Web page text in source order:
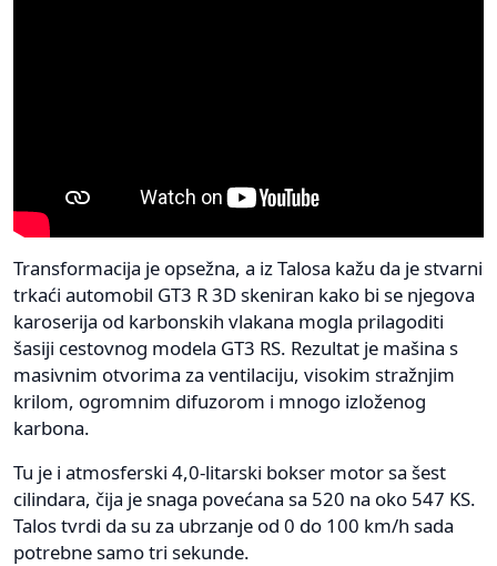
Transformacija je opsežna, a iz Talosa kažu da je stvarni
trkaći automobil GT3 R 3D skeniran kako bi se njegova
karoserija od karbonskih vlakana mogla prilagoditi
šasiji cestovnog modela GT3 RS. Rezultat je mašina s
masivnim otvorima za ventilaciju, visokim stražnjim
krilom, ogromnim difuzorom i mnogo izloženog
karbona.
Tu je i atmosferski 4,0-litarski bokser motor sa šest
cilindara, čija je snaga povećana sa 520 na oko 547 KS.
Talos tvrdi da su za ubrzanje od 0 do 100 km/h sada
potrebne samo tri sekunde.